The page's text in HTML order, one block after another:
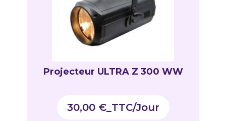
Projecteur ULTRA Z 300 WW
30,00 €_TTC